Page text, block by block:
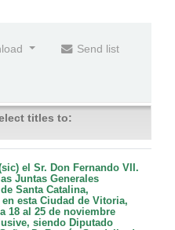
Send list
titles to:
el Sr. Don Fernando VII.
Juntas Generales
Santa Catalina,
esta Ciudad de Vitoria,
18 al 25 de noviembre
siendo Diputado